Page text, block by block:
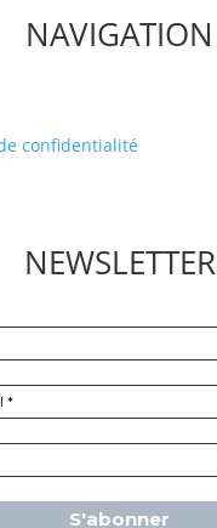
NAVIGATION
confidentialité
NEWSLETTER